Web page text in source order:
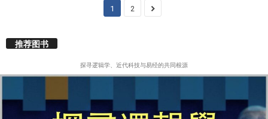
1 2
推荐图书
探寻逻辑学、近代科技与易经的共同根源